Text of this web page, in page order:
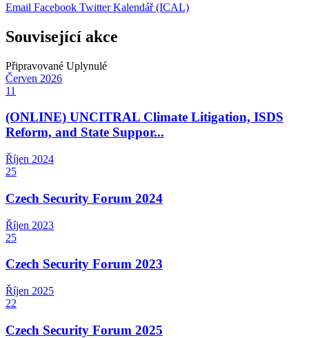
Email Facebook TwitterKalendář (ICAL)
Související akce
Připravované Uplynulé
Červen 2026
11
(ONLINE) UNCITRAL Climate Litigation, ISDS
Reform, and State Suppor...
Říjen 2024
25
Czech Security Forum 2024
Říjen 2023
25
Czech Security Forum 2023
Říjen 2025
22
Czech Security Forum 2025